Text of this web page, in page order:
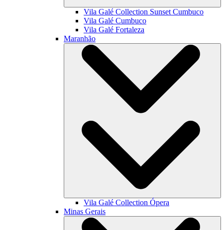
Vila Galé Collection Sunset Cumbuco
Vila Galé Cumbuco
Vila Galé Fortaleza
Maranhão
Vila Galé Collection Ópera
Minas Gerais